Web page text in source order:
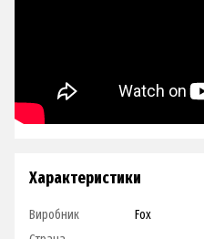
Характеристики
Виробник
Fox